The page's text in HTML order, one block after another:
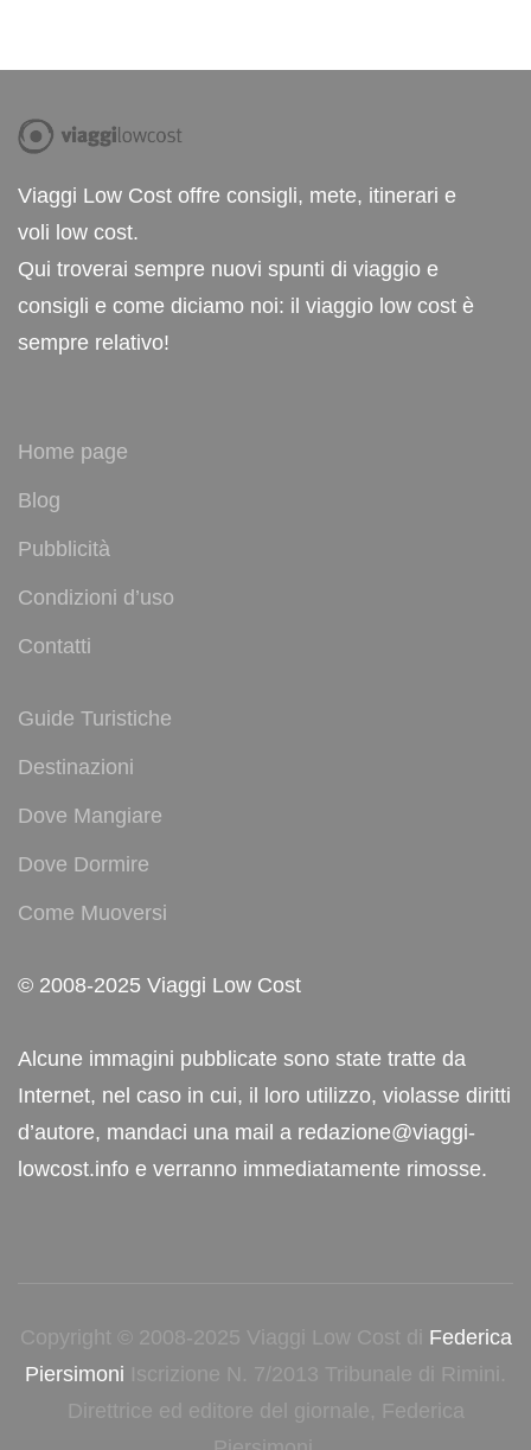
Viaggi Low Cost offre consigli, mete, itinerari e
voli low cost.
Qui troverai sempre nuovi spunti di viaggio e
consigli e come diciamo noi: il viaggio low cost è
sempre relativo!
Home page
Blog
Pubblicità
Condizioni d’uso
Contatti
Guide Turistiche
Destinazioni
Dove Mangiare
Dove Dormire
Come Muoversi
© 2008-2025 Viaggi Low Cost
Alcune immagini pubblicate sono state tratte da
Internet, nel caso in cui, il loro utilizzo, violasse diritti
d’autore, mandaci una mail a redazione@viaggi-
lowcost.info e verranno immediatamente rimosse.
Copyright © 2008-2025 Viaggi Low Cost di Federica
Piersimoni Iscrizione N. 7/2013 Tribunale di Rimini.
Direttrice ed editore del giornale, Federica